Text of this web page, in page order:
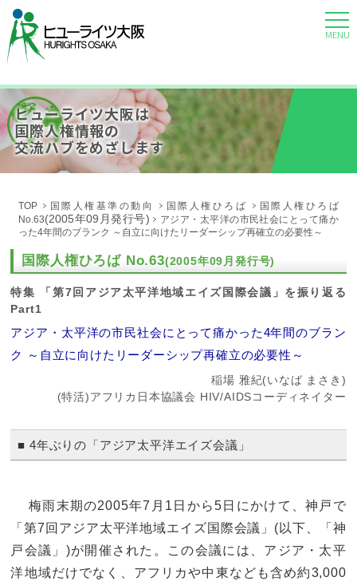
MENU
ヒューライツ大阪は
国際人権情報の
交流ハブをめざします
TOP 国際人権基準の動向 国際人権ひろば
国際人権ひろば
No.63(2005年09月発行号)
アジア・太平洋の市民社会にとって痛か
った4年間のブランク ～自立に向けたリーダーシップ再確立の必要性～
国際人権ひろば No.63(2005年09月発行号)
特集 「第7回アジア太平洋地域エイズ国際会議」を振り返る
Part1
アジア・太平洋の市民社会にとって痛かった4年間のブラン
ク ～自立に向けたリーダーシップ再確立の必要性～
稲場 雅紀(いなば まさき)
(特活)アフリカ日本協議会 HIV/AIDSコーディネイター
■ 4年ぶりの「アジア太平洋エイズ会議」
梅雨末期の2005年7月1日から5日にかけて、神戸で
「第7回アジア太平洋地域エイズ国際会議」(以下、「神
戸会議」)が開催された。この会議には、アジア・太平
洋地域だけでなく、アフリカや中東なども含め約3,000